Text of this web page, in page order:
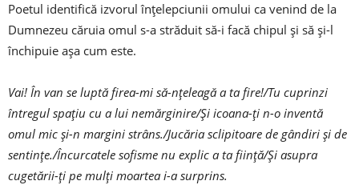
Poetul identifică izvorul înțelepciunii omului ca venind de la
Dumnezeu căruia omul s-a străduit să-i facă chipul și să și-l
închipuie așa cum este.
Vai! În van se luptă firea-mi să-nțeleagă a ta fire!/Tu cuprinzi
întregul spațiu cu a lui nemărginire/Și icoana-ți n-o inventă
omul mic și-n margini strâns./Jucăria sclipitoare de gândiri și de
sentințe./Încurcatele sofisme nu explic a ta ființă/Și asupra
cugetării-ți pe mulți moartea i-a surprins.